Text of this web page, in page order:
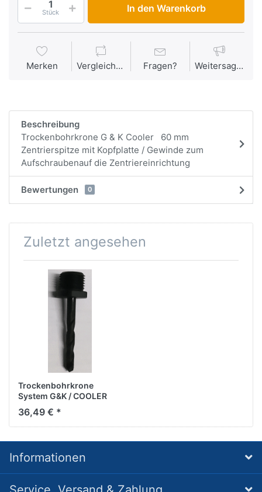
Stück In den Warenkorb
Merken Vergleichen Fragen? Weitersagen
Beschreibung
Trockenbohrkrone G & K Cooler 60 mm
Zentrierspitze mit Kopfplatte / Gewinde zum
Aufschraubenauf die Zentriereinrichtung
Bewertungen 0
Zuletzt angesehen
Trockenbohrkrone
System G&K / COOLER
Zentrierspitze mit
Gewinde
36,49 € *
Informationen